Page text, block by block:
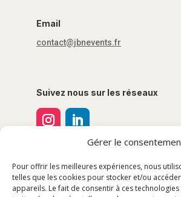
Gérer le
Pour offrir les meilleures expériences, nous
telles que les cookies pour stocker et/ou
appareils. Le fait de consentir à ces
Email
contact@jbnevents.fr
Suivez nous sur les réseaux